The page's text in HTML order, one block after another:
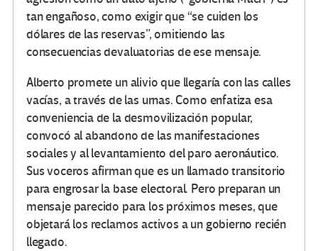
tan engañoso, como exigir que “se cuiden los
dólares de las reservas”, omitiendo las
consecuencias devaluatorias de ese mensaje.
Alberto promete un alivio que llegaría con las calles
vacías, a través de las urnas. Como enfatiza esa
conveniencia de la desmovilización popular,
convocó al abandono de las manifestaciones
sociales y al levantamiento del paro aeronáutico.
Sus voceros afirman que es un llamado transitorio
para engrosar la base electoral. Pero preparan un
mensaje parecido para los próximos meses, que
objetará los reclamos activos a un gobierno recién
llegado.